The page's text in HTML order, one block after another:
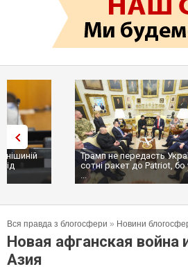
Трамп не передасть Україні
сотні ракет до Patriot, бо у США
Вся правда з блогосфери » Новини
Новая афганская война
Азия